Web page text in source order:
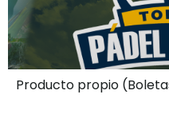
Producto propio